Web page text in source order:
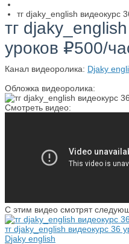
тг djaky_english видеокурс
тг
уроков ₽500/
Канал видеоролика: Djaky
Обложка видеоролика:
Смотреть видео:
С этим видео смотрят
тг djaky_english видеокурс 36
Djaky english